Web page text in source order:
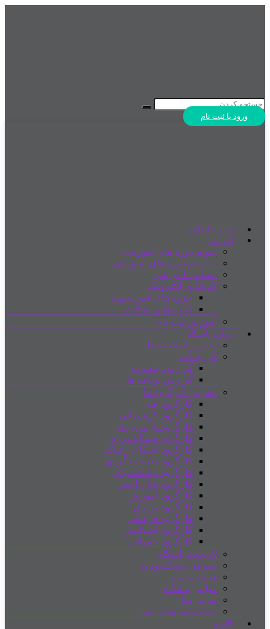
ورود یا ثبت نام
صفحه اصلی
آموزش
تقویم دوره های آموزشی
ثبت نام دوره های آموزشی
مطالب آموزشی
کتابخانه الکترونیک
جزوه های فدراسیون
کتاب ها و مقالات
آموزش ثبت نام
درباره باشگاه
اخبار و اطلاعیه ها
گزارشات
گزارش جلسات
گزارش برنامه ها
معرفی کارگروه ها
کارگروه فنی
کارگروه کوهپیمایی
کارگروه کوه نوردی
کارگروه هیمالیانوردی
کارگروه اسکای رانینگ
کارگروه طبیعت گردی
کارگروه پیشکسوتان
کارگروه هلال احمر
کارگروه آموزش
کارگروه پورتال
کارگروه فرهنگی
کارگروه اسپانسر
کارگروه حقوقی
تاریخچه باشگاه
معرفی پیشکسوتان
هیات مدیره
قوانین باشگاه
هیات امنا
اساسنامه هیات امنا
گالری